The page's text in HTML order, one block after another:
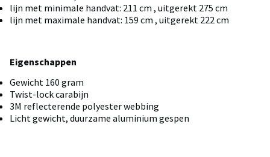
lijn met minimale handvat: 211 cm , uitgerekt 275 cm
lijn met maximale handvat: 159 cm , uitgerekt 222 cm
Eigenschappen
Gewicht 160 gram
Twist-lock carabijn
3M reflecterende polyester webbing
Licht gewicht, duurzame aluminium gespen